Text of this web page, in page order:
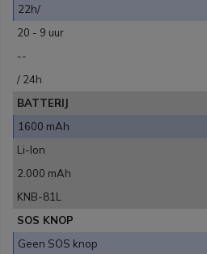
22h/
20 - 9 uur
--
/ 24h
BATTERIJ
1600 mAh
Li-Ion
2.000 mAh
KNB-81L
SOS KNOP
Geen SOS knop